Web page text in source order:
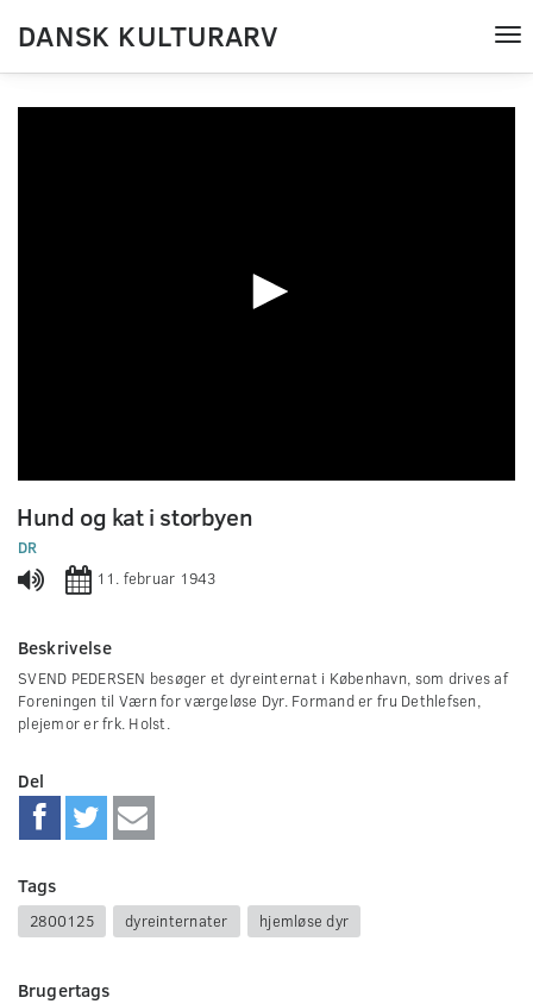
DANSK KULTURARV
seconds
of
0
seconds
Hund og kat i storbyen
DR
11. februar 1943
Beskrivelse
SVEND PEDERSEN besøger et dyreinternat i København, som drives af
Foreningen til Værn for værgeløse Dyr. Formand er fru Dethlefsen,
plejemor er frk. Holst.
Del
Tags
2800125 dyreinternater hjemløse dyr
Brugertags